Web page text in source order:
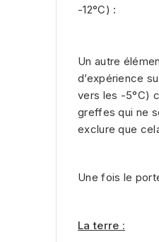
-12°C) :
Un autre
d’expérience
vers les -5°C)
greffes qui ne
exclure que
Une fois le
La terre :